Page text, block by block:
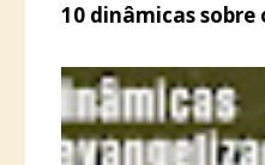
10 dinâmicas sobre